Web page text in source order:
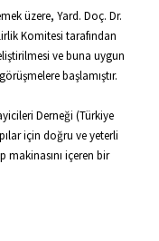
üzere, Yard. Doç. Dr.
Komitesi tarafından
ve buna uygun
başlamıştır.
Derneği (Türkiye
için doğru ve yeterli
içeren bir